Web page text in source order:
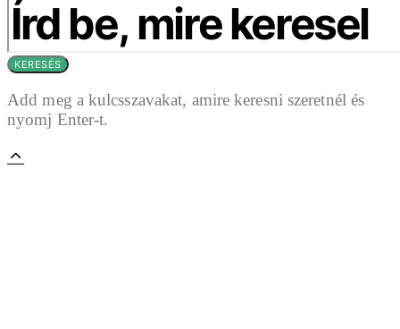
KERESÉS
Add meg a kulcsszavakat, amire keresni szeretnél és
nyomj Enter-t.